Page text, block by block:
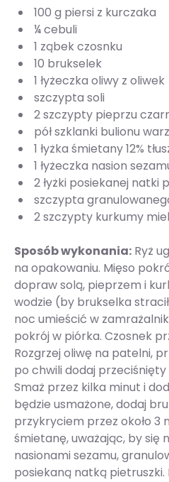
100 g piersi z kurczaka
¼ cebuli
1 ząbek czosnku
10 brukselek
1 łyżeczka oliwy z oliwek
szczypta soli
2 szczypty pieprzu
pół szklanki bulionu
1 łyżka śmietany 12%
1 łyżeczka nasion
2 łyżki posiekanej natki
szczypta
2 szczypty kurkumy
Sposób wykonania: Ryż
na opakowaniu. Mięso
dopraw solą, pieprzem i
wodzie (by brukselka
noc umieścić w
pokrój w piórka. Czosnek
Rozgrzej oliwę na patelni,
po chwili dodaj
Smaż przez kilka minut i
będzie usmażone, dodaj
przykryciem przez około 3
śmietanę, uważając, by się
nasionami sezamu,
posiekaną natką pietruszki.